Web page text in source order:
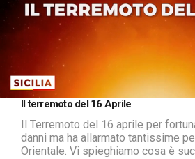
Unmute
16.47%
Il terremoto del 16 Aprile
Il Terremoto del 16 aprile per
danni ma ha allarmato tantissime
Orientale. Vi spieghiamo cosa è